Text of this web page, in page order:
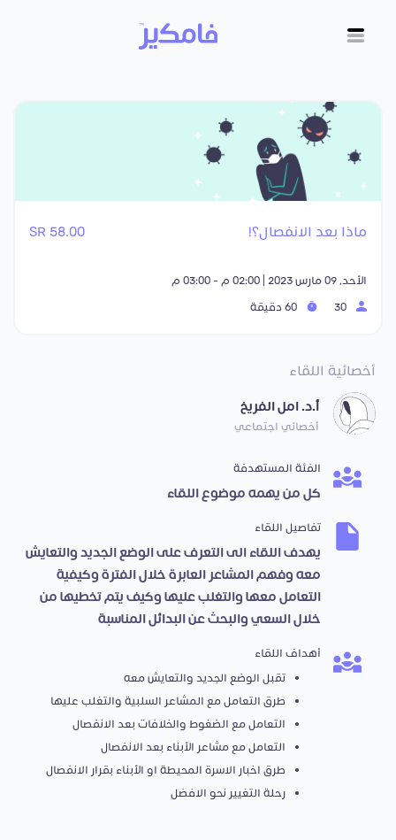
ماذا بعد الانفصال؟! 58.00 SR
الأحد, 09 مارس 2023 | 02:00 م - 03:00 م
أخصائية اللقاء
أ.د. امل الفريخ
أخصائي اجتماعي
الفئة المستهدفة
كل من يهمه موضوع اللقاء
تفاصيل اللقاء
يهدف اللقاء الى التعرف على الوضع الجديد والتعايش
معه وفهم المشاعر العابرة خلال الفترة وكيفية
التعامل معها والتغلب عليها وكيف يتم تخطيها من
خلال السعي والبحث عن البدائل المناسبة
أهداف اللقاء
تقبل الوضع الجديد والتعايش معه
طرق التعامل مع المشاعر السلبية والتغلب عليها
التعامل مع الضغوط والخلافات بعد الانفصال
التعامل مع مشاعر الأبناء بعد الانفصال
طرق اخبار الاسرة المحيطة او الأبناء بقرار الانفصال
رحلة التغيير نحو الافضل